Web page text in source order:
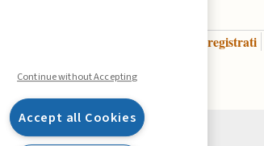
Per registrati
Continue without Accepting
Accept all Cookies